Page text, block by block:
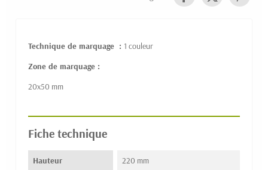
Technique de marquage : 1 couleur
Zone de marquage :
20x50 mm
Fiche technique
Hauteur 220 mm